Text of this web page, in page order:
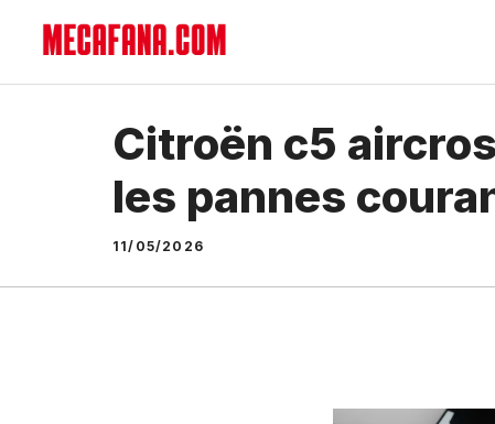
contenu
Citroën c5
les pannes
11/05/2026